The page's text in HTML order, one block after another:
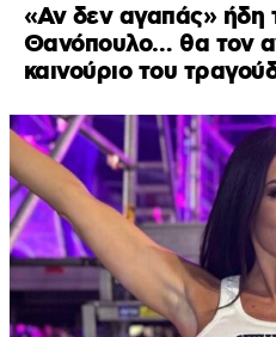
«Αν δεν αγαπάς» ήδη
Θανόπουλο… θα τον
καινούριο του